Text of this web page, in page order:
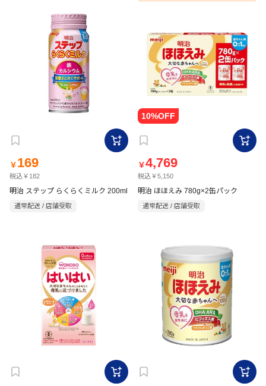
￥ 169
税込￥182
明治 ステップ らくらくミルク 200ml
通常配送 / 店舗受取
￥4,769
税込￥5,150
明治 ほほえみ 780g×2缶パック
通常配送 / 店舗受取